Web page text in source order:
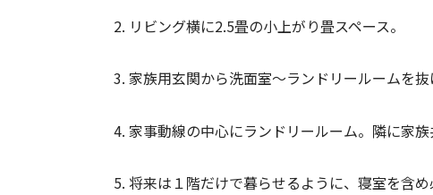
2. リビング横に2.5畳の小上がり畳スペース。
3. 家族用玄関から洗面室～ランドリールームを
4. 家事動線の中心にランドリールーム。隣に家
5. 将来は１階だけで暮らせるように、寝室を含め